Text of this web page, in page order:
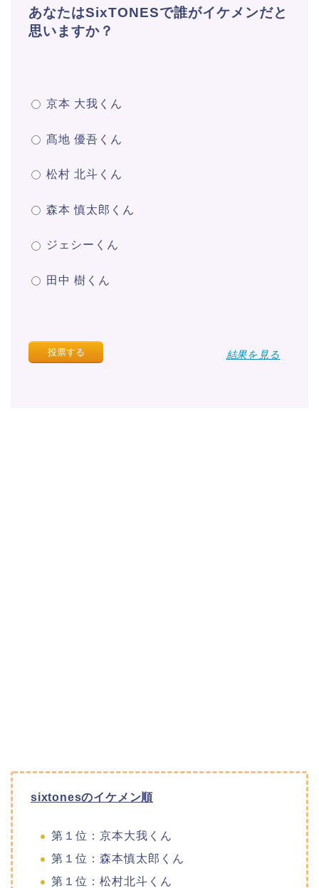
あなたはSixTONESで誰がイケメンだと
思いますか？
京本 大我くん
髙地 優吾くん
松村 北斗くん
森本 慎太郎くん
ジェシーくん
田中 樹くん
結果を見る
sixtonesのイケメン順
第１位：京本大我くん
第１位：森本慎太郎くん
第１位：松村北斗くん